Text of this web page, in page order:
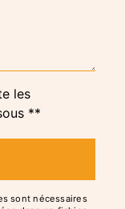
les
**
sont nécessaires